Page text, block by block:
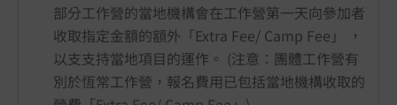
部分工作營的當地機構會在工作營第一天向參加者
收取指定金額的額外「Extra Fee/ Camp Fee」 ，
以支支持當地項目的運作。 (注意：團體工作營有
別於恆常工作營，報名費用已包括當地機構收取的